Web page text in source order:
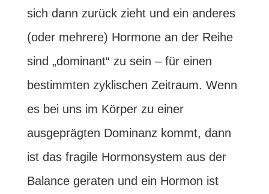
sich dann zurück zieht und ein anderes
(oder mehrere) Hormone an der Reihe
sind „dominant“ zu sein – für einen
bestimmten zyklischen Zeitraum. Wenn
es bei uns im Körper zu einer
ausgeprägten Dominanz kommt, dann
ist das fragile Hormonsystem aus der
Balance geraten und ein Hormon ist